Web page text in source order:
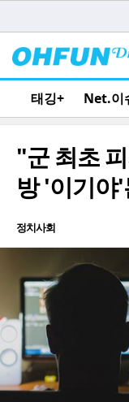
태깅+ Net.이
"군 최초
방 '이기야
정치사회